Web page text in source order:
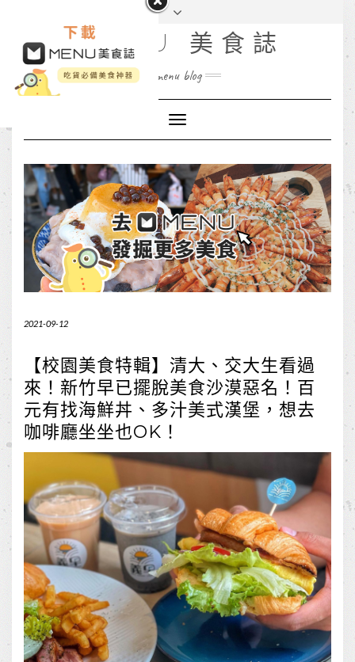
MENU 美食誌
menu blog
Toggle
Navigation
2021-09-12
【校園美食特輯】清大、交大生看過
來！新竹早已擺脫美食沙漠惡名！百
元有找海鮮丼、多汁美式漢堡，想去
咖啡廳坐坐也OK！